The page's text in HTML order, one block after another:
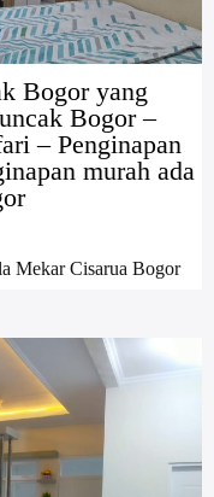
Bogor yang
Bogor –
– Penginapan
murah ada
Mekar Cisarua Bogor